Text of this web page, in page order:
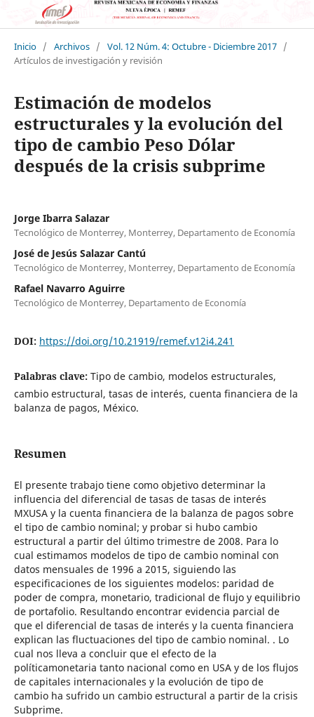
Inicio / Archivos / Vol. 12 Núm. 4: Octubre - Diciembre 2017 /
Artículos de investigación y revisión
Estimación de modelos
estructurales y la evolución del
tipo de cambio Peso Dólar
después de la crisis subprime
Jorge Ibarra Salazar
Tecnológico de Monterrey, Monterrey, Departamento de Economía
José de Jesús Salazar Cantú
Tecnológico de Monterrey, Monterrey, Departamento de Economía
Rafael Navarro Aguirre
Tecnológico de Monterrey, Departamento de Economía
DOI: https://doi.org/10.21919/remef.v12i4.241
Palabras clave: Tipo de cambio, modelos estructurales,
cambio estructural, tasas de interés, cuenta financiera de la
balanza de pagos, México.
Resumen
El presente trabajo tiene como objetivo determinar la
influencia del diferencial de tasas de tasas de interés
MXUSA y la cuenta financiera de la balanza de pagos sobre
el tipo de cambio nominal; y probar si hubo cambio
estructural a partir del último trimestre de 2008. Para lo
cual estimamos modelos de tipo de cambio nominal con
datos mensuales de 1996 a 2015, siguiendo las
especificaciones de los siguientes modelos: paridad de
poder de compra, monetario, tradicional de flujo y equilibrio
de portafolio. Resultando encontrar evidencia parcial de
que el diferencial de tasas de interés y la cuenta financiera
explican las fluctuaciones del tipo de cambio nominal. . Lo
cual nos lleva a concluir que el efecto de la
políticamonetaria tanto nacional como en USA y de los flujos
de capitales internacionales y la evolución de tipo de
cambio ha sufrido un cambio estructural a partir de la crisis
Subprime.